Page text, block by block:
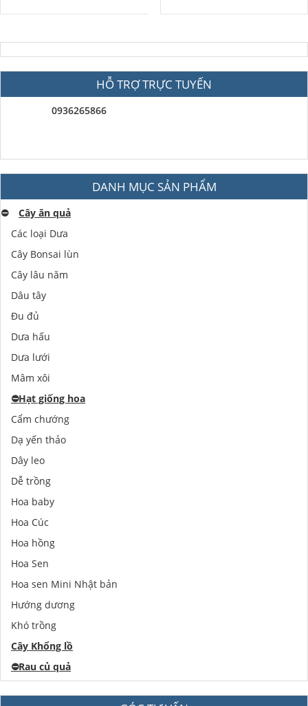
HỖ TRỢ TRỰC TUYẾN
0936265866
DANH MỤC SẢN PHẨM
⛔️
Cây ăn quả
Các loại Dưa
Cây Bonsai lùn
Cây lâu năm
Dâu tây
Đu đủ
Dưa hấu
Dưa lưới
Mâm xôi
⛔️Hạt giống hoa
Cẩm chướng
Dạ yến thảo
Dây leo
Dễ trồng
Hoa baby
Hoa Cúc
Hoa hồng
Hoa Sen
Hoa sen Mini Nhật bản
Hướng dương
Khó trồng
Cây Khổng lồ
⛔️Rau củ quả